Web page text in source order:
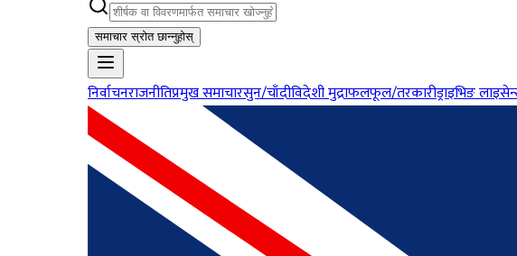
समाचार स्रोत छान्नुहोस्
निर्वाचनराजनीतिप्रमुख समाचारसुन/चाँदीविदेशी मुद्राफलफूल/तरकारीड्राइभिङ